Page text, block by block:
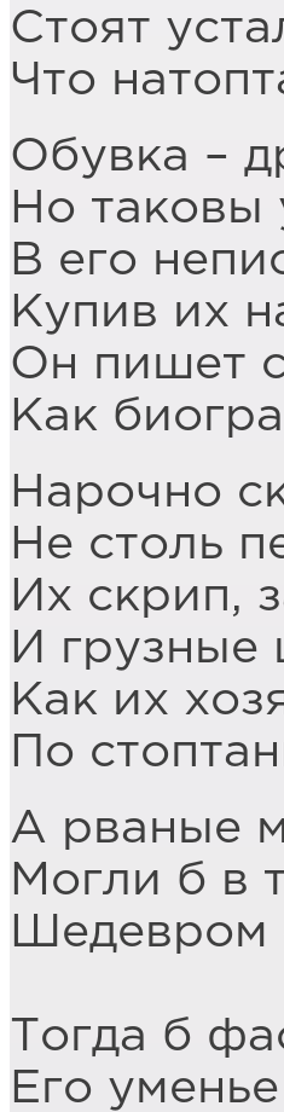
Стоят
Что
Обувка –
Но
В его
Купив их
Он пишет
Как
Нарочно
Не столь
Их скрип,
И грузные
Как их
По
А рваные
Могли б в
Шедевром
Тогда б
Его